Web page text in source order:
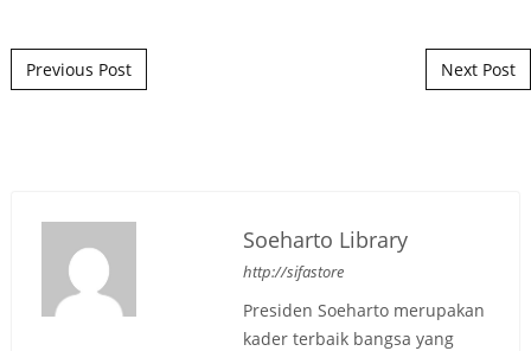
Post navigation
Previous Post Next Post
Soeharto Library
http://sifastore
Presiden Soeharto merupakan
kader terbaik bangsa yang